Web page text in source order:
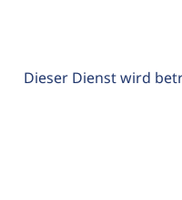
Dieser Dienst wird